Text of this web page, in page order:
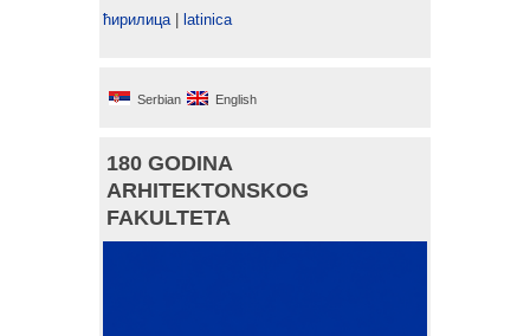
ћирилица| latinica
Serbian English
180 GODINA
ARHITEKTONSKOG
FAKULTETA